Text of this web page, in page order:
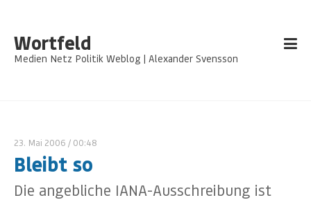
Wortfeld
Medien Netz Politik Weblog | Alexander Svensson
23. Mai 2006 / 00:48
Bleibt so
Die angebliche IANA-Ausschreibung ist